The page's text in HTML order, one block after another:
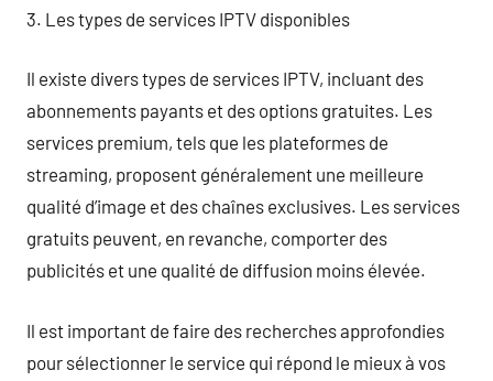
3. Les types de services IPTV disponibles
Il existe divers types de services IPTV, incluant des
abonnements payants et des options gratuites. Les
services premium, tels que les plateformes de
streaming, proposent généralement une meilleure
qualité d’image et des chaînes exclusives. Les services
gratuits peuvent, en revanche, comporter des
publicités et une qualité de diffusion moins élevée.
Il est important de faire des recherches approfondies
pour sélectionner le service qui répond le mieux à vos